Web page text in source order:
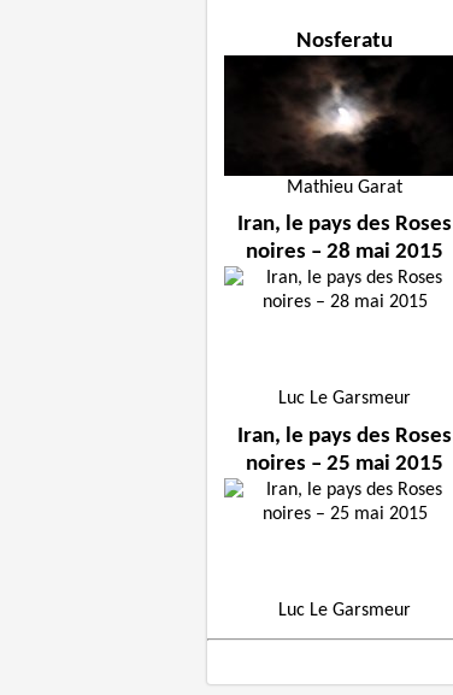
Nosferatu
Mathieu Garat
Iran, le pays des Roses
noires – 28 mai 2015
Luc Le Garsmeur
Iran, le pays des Roses
noires – 25 mai 2015
Luc Le Garsmeur